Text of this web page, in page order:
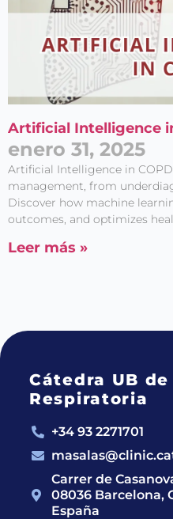
Artificial Intelligence
enero 31, 2025
Artificial Intelligence in
management, from
Discover how machine
outcomes, and optimizes
Leer más »
Cátedra UB de
Respiratoria
+34 93 2271701
Carrer de
08036 Barcelona,
España